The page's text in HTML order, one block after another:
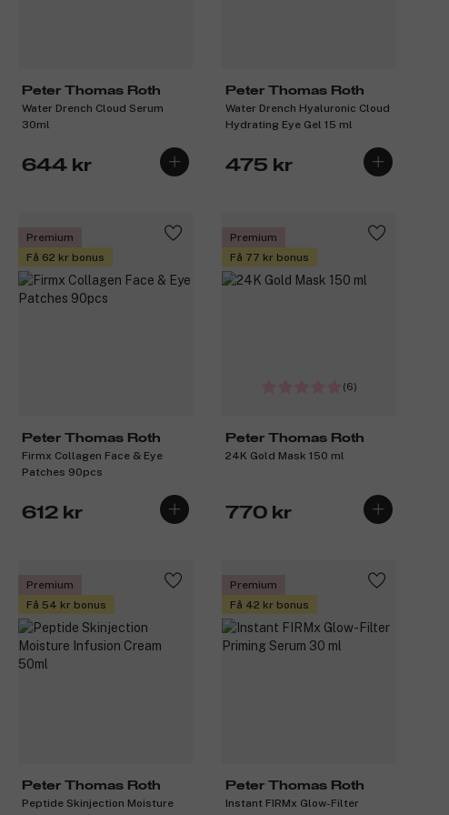
Peter Thomas Roth
Water Drench Cloud Serum
30ml
644 kr
Peter Thomas Roth
Water Drench Hyaluronic Cloud
Hydrating Eye Gel 15 ml
475 kr
Premium
Få 62 kr bonus
Peter Thomas Roth
Firmx Collagen Face & Eye
Patches 90pcs
612 kr
Premium
Få 77 kr bonus
(6)
Peter Thomas Roth
24K Gold Mask 150 ml
770 kr
Premium
Få 54 kr bonus
Peter Thomas Roth
Peptide Skinjection Moisture
Premium
Få 42 kr bonus
Peter Thomas Roth
Instant FIRMx Glow-Filter